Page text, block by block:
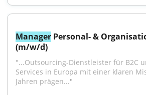
Manager Personal- &
(m/w/d)
"...Outsourcing-Dienstleister für B2C
Services in Europa mit einer klaren
Jahren prägen..."